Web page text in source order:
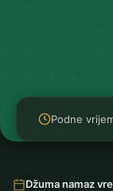
Podne
Džuma namaz